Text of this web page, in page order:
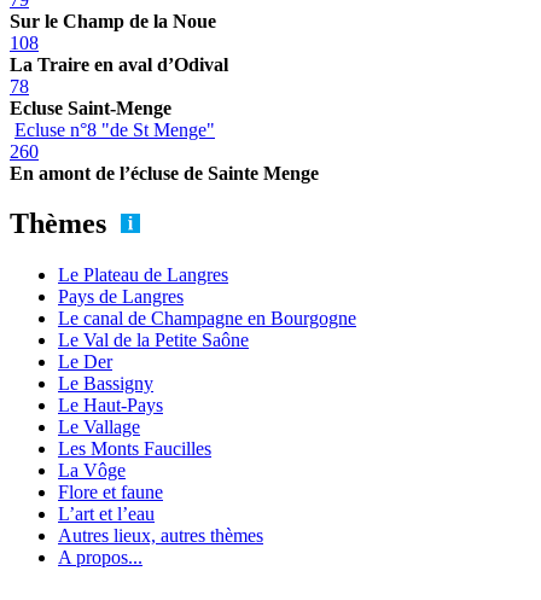
Sur le Champ de la Noue
108
La Traire en aval d’Odival
78
Ecluse Saint-Menge
Ecluse n°8 "de St Menge"
260
En amont de l’écluse de Sainte Menge
Thèmes
Le Plateau de Langres
Pays de Langres
Le canal de Champagne en Bourgogne
Le Val de la Petite Saône
Le Der
Le Bassigny
Le Haut-Pays
Le Vallage
Les Monts Faucilles
La Vôge
Flore et faune
L’art et l’eau
Autres lieux, autres thèmes
A propos...